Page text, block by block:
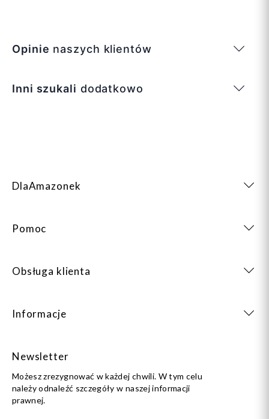
Opinie naszych klientów
Inni szukali dodatkowo
DlaAmazonek
Pomoc
Obsługa klienta
Informacje
Newsletter
Możesz zrezygnować w każdej chwili. W tym celu
należy odnaleźć szczegóły w naszej informacji
prawnej.